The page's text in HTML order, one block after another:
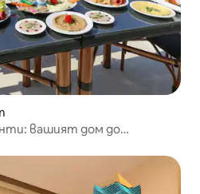
вашият дом до